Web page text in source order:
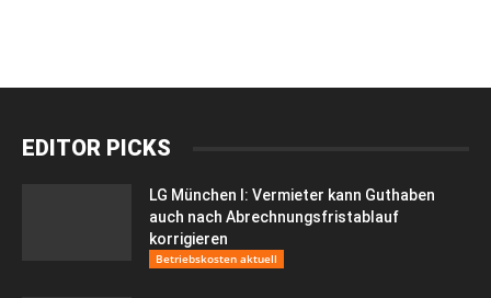
EDITOR PICKS
LG München I: Vermieter kann Guthaben
auch nach Abrechnungsfristablauf
korrigieren
Betriebskosten aktuell